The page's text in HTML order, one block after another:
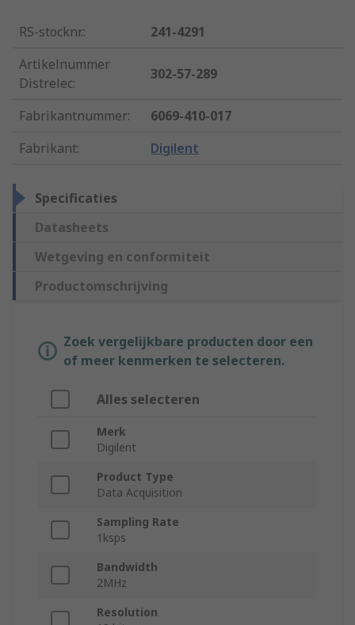
RS-stocknr.:
241-4291
Artikelnummer
Distrelec:
302-57-289
Fabrikantnummer:
6069-410-017
Fabrikant: Digilent
Specificaties
Datasheets
Wetgeving en conformiteit
Productomschrijving
Zoek vergelijkbare producten door een
of meer kenmerken te selecteren.
Alles selecteren
Merk
Digilent
Product Type
Data Acquisition
Sampling Rate
1ksps
Bandwidth
2MHz
Resolution